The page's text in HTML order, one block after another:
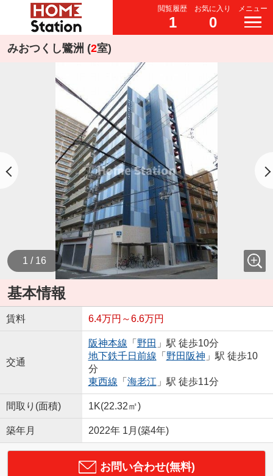
閲覧履歴
1
お気に入り
0
メニュー
みおつくし鷺洲 (2室)
1 / 16
基本情報
賃料 6.4万円～6.6万円
交通
阪神本線 「 野田 」駅 徒歩10分
地下鉄千日前線 「 野田阪神 」駅 徒歩10
分
東西線 「 海老江 」駅 徒歩11分
間取り(面積) 1K(22.32㎡)
築年月 2022年 1月(築4年)
お問い合わせ(無料)